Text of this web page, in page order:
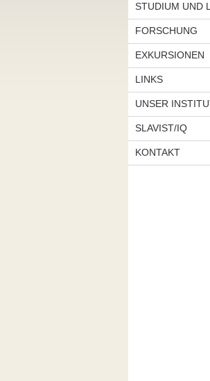
STUDIUM UND
FORSCHUNG
EXKURSIONEN
LINKS
UNSER
SLAVIST/IQ
KONTAKT